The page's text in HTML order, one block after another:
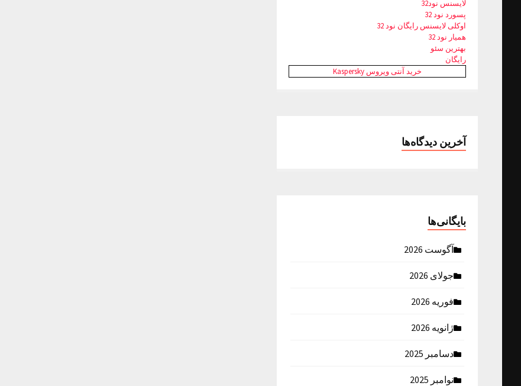
لایسنس نود32
پسورد نود 32
اوکلی لایسنس رایگان نود 32
همیار نود 32
بهترین سئو
رایگان
خرید آنتی ویروس Kaspersky
آخرین دیدگاه‌ها
بایگانی‌ها
آگوست 2026
جولای 2026
فوریه 2026
ژانویه 2026
دسامبر 2025
نوامبر 2025